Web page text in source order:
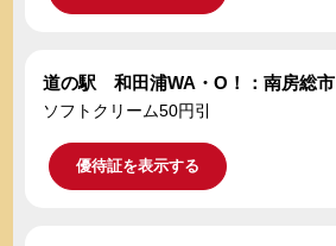
道の駅 和田浦WA・O！：南房総市
ソフトクリーム50円引
優待証を表示する